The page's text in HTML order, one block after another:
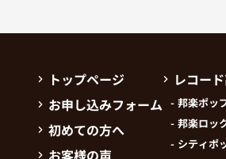
トップページ
お申し込みフォーム
初めての方へ
お客様の声
レコー
邦楽ポッ
邦楽ロッ
シティポ